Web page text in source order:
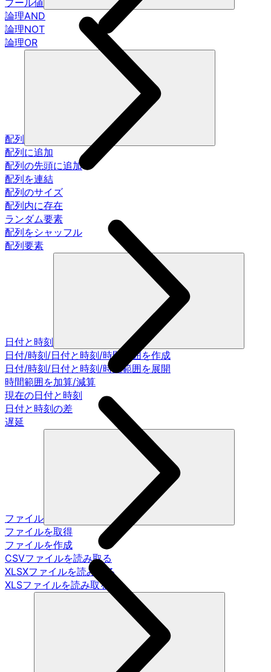
ブール値
論理AND
論理NOT
論理OR
配列
配列に追加
配列の先頭に追加
配列を連結
配列のサイズ
配列内に存在
ランダム要素
配列をシャッフル
配列要素
日付と時刻
日付/時刻/日付と時刻/時間範囲を作成
日付/時刻/日付と時刻/時間範囲を展開
時間範囲を加算/減算
現在の日付と時刻
日付と時刻の差
遅延
ファイル
ファイルを取得
ファイルを作成
CSVファイルを読み取る
XLSXファイルを読み取る
XLSファイルを読み取る